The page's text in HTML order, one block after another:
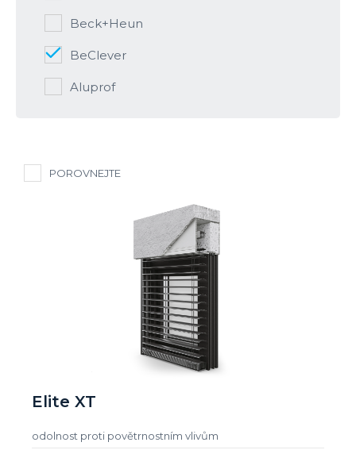
Beck+Heun
BeClever
Aluprof
POROVNEJTE
Elite XT
odolnost proti povětrnostním vlivům